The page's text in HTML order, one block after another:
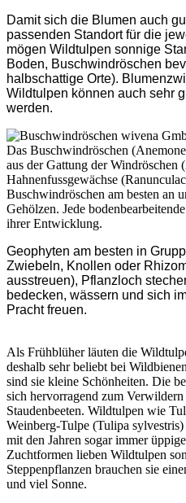
Damit sich die Blumen auch
passenden Standort für die
mögen Wildtulpen sonnige
Boden, Buschwindröschen
halbschattige Orte).
Wildtulpen können auch sehr
werden.
Das Buschwindröschen
aus der Gattung der Windröschen
Hahnenfussgewächse
Buschwindröschen am besten an
Gehölzen. Jede
ihrer Entwicklung.
Geophyten am besten in
Zwiebeln, Knollen oder
ausstreuen), Pflanzloch
bedecken, wässern und sich
Pracht freuen.
Als Frühblüher läuten die
deshalb sehr beliebt bei
sind sie kleine Schönheiten. Die
sich hervorragend zum
Staudenbeeten. Wildtulpen wie
Weinberg-Tulpe (Tulipa
mit den Jahren sogar immer
Zuchtformen lieben Wildtulpen
Steppenpflanzen brauchen sie
und viel Sonne.